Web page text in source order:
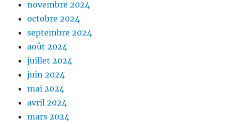
novembre 2024
octobre 2024
septembre 2024
août 2024
juillet 2024
juin 2024
mai 2024
avril 2024
mars 2024